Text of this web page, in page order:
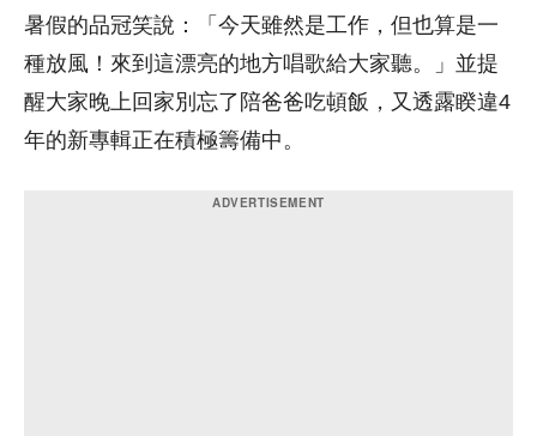
暑假的品冠笑說：「今天雖然是工作，但也算是一
種放風！來到這漂亮的地方唱歌給大家聽。」並提
醒大家晚上回家別忘了陪爸爸吃頓飯，又透露睽違4
年的新專輯正在積極籌備中。